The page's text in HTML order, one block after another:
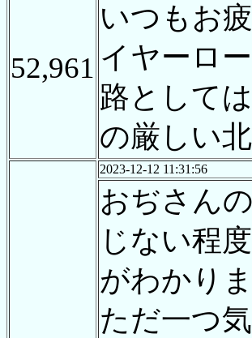
52,961
いつもお
イヤーロ
路として
の厳しい
2023-12-12 11:31:56
おぢさん
じない程
がわかりま
ただ一つ